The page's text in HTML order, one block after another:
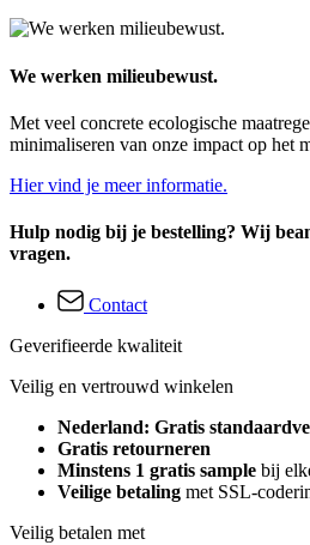
We werken milieubewust.
Met veel concrete ecologische
minimaliseren van onze impact op het
Hier vind je meer informatie.
Hulp nodig bij je bestelling? Wij
vragen.
Contact
Geverifieerde kwaliteit
Veilig en vertrouwd winkelen
Nederland: Gratis
Gratis retourneren
Minstens 1 gratis sample bij
Veilige betaling met SSL-
Veilig betalen met